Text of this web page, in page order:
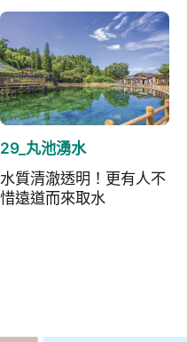
29_丸池湧水
水質清澈透明！更有人不
惜遠道而來取水